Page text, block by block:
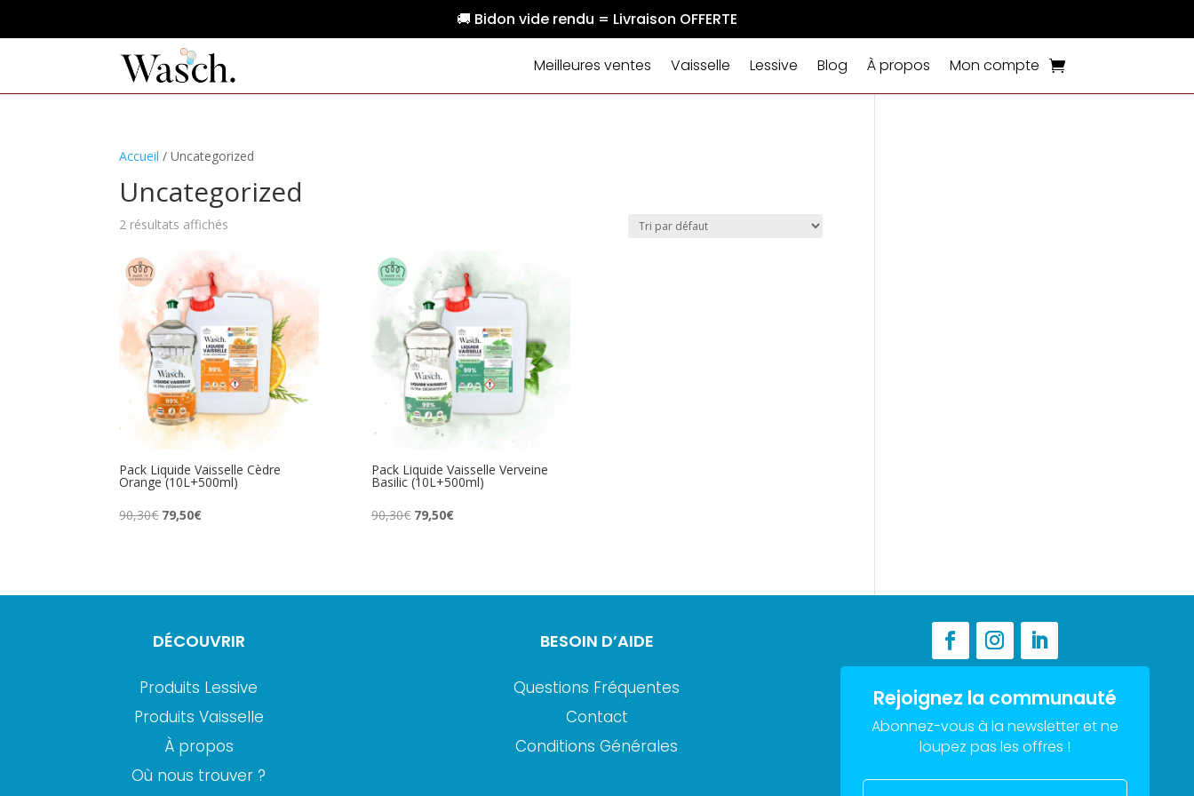
🚚 Bidon vide rendu = Livraison OFFERTE
Meilleures ventes Vaisselle Lessive Blog À propos Mon compte
Accueil / Uncategorized
Uncategorized
2 résultats affichés
Pack Liquide Vaisselle Cèdre
Orange (10L+500ml)
90,30€ Le
90,30€.
79,50€Le
79,50€.
Pack Liquide Vaisselle Verveine
Basilic (10L+500ml)
90,30€ Le
90,30€.
79,50€Le
79,50€.
DÉCOUVRIR
Produits Lessive
Produits Vaisselle
À propos
Où nous trouver ?
BESOIN D’AIDE
Questions Fréquentes
Contact
Conditions Générales
Rejoignez la communauté
Abonnez-vous à la newsletter et ne
loupez pas les offres !